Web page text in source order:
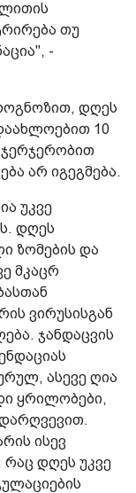
თუ
-
დღეს
10
არ იგეგმება.
უკვე
დღეს
ზომების და
მკაცრ
ვირუსისგან
ჯანდაცვის
ასევე ღია
ყრილობები,
ისევ
დღეს უკვე